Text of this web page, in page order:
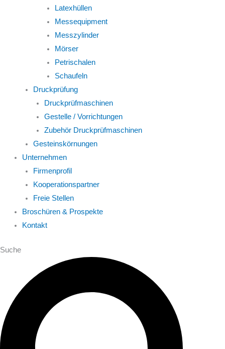
Latexhüllen
Messequipment
Messzylinder
Mörser
Petrischalen
Schaufeln
Druckprüfung
Druckprüfmaschinen
Gestelle / Vorrichtungen
Zubehör Druckprüfmaschinen
Gesteinskörnungen
Unternehmen
Firmenprofil
Kooperationspartner
Freie Stellen
Broschüren & Prospekte
Kontakt
Suche